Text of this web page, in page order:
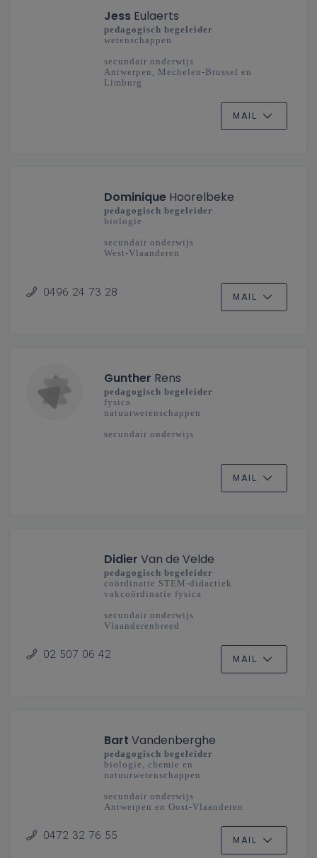
Jess Eulaerts
pedagogisch begeleider
wetenschappen
secundair onderwijs
Antwerpen, Mechelen-Brussel en
Limburg
MAIL
Dominique Hoorelbeke
pedagogisch begeleider
biologie
secundair onderwijs
West-Vlaanderen
0496 24 73 28 MAIL
Gunther Rens
pedagogisch begeleider
fysica
natuurwetenschappen
secundair onderwijs
MAIL
Didier Van de Velde
pedagogisch begeleider
coördinatie STEM-didactiek
vakcoördinatie fysica
secundair onderwijs
Vlaanderenbreed
02 507 06 42 MAIL
Bart Vandenberghe
pedagogisch begeleider
biologie, chemie en
natuurwetenschappen
secundair onderwijs
Antwerpen en Oost-Vlaanderen
0472 32 76 55 MAIL